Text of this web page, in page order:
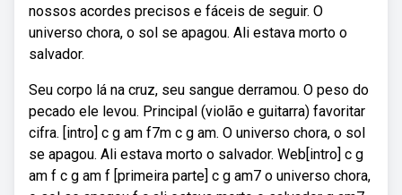
nossos acordes precisos e fáceis de seguir. O
universo chora, o sol se apagou. Ali estava morto o
salvador.
Seu corpo lá na cruz, seu sangue derramou. O peso do
pecado ele levou. Principal (violão e guitarra) favoritar
cifra. [intro] c g am f7m c g am. O universo chora, o sol
se apagou. Ali estava morto o salvador. Web[intro] c g
am f c g am f [primeira parte] c g am7 o universo chora,